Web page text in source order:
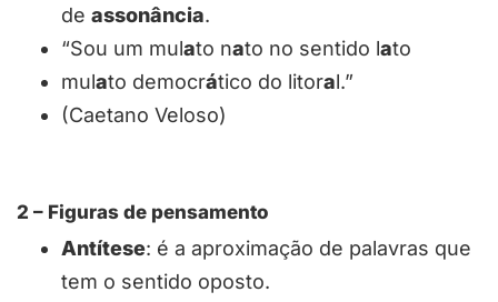
de assonância.
“Sou um mulato nato no sentido lato
mulato democrático do litoral.”
(Caetano Veloso)
2 – Figuras de pensamento
Antítese: é a aproximação de palavras que
tem o sentido oposto.